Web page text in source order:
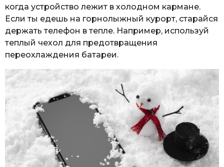
когда устройство лежит в холодном кармане.
Если ты едешь на горнолыжный курорт, старайся
держать телефон в тепле. Например, используй
теплый чехол для предотвращения
переохлаждения батареи.